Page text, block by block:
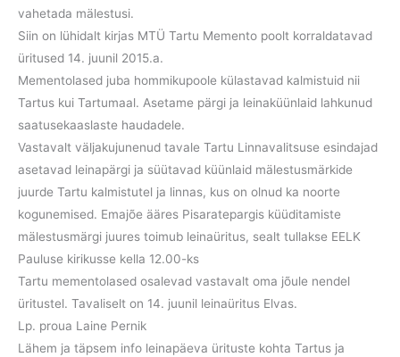
vahetada mälestusi.
Siin on lühidalt kirjas MTÜ Tartu Memento poolt korraldatavad
üritused 14. juunil 2015.a.
Mementolased juba hommikupoole külastavad kalmistuid nii
Tartus kui Tartumaal. Asetame pärgi ja leinaküünlaid lahkunud
saatusekaaslaste haudadele.
Vastavalt väljakujunenud tavale Tartu Linnavalitsuse esindajad
asetavad leinapärgi ja süütavad küünlaid mälestusmärkide
juurde Tartu kalmistutel ja linnas, kus on olnud ka noorte
kogunemised. Emajõe ääres Pisaratepargis küüditamiste
mälestusmärgi juures toimub leinaüritus, sealt tullakse EELK
Pauluse kirikusse kella 12.00-ks
Tartu mementolased osalevad vastavalt oma jõule nendel
üritustel. Tavaliselt on 14. juunil leinaüritus Elvas.
Lp. proua Laine Pernik
Lähem ja täpsem info leinapäeva ürituste kohta Tartus ja